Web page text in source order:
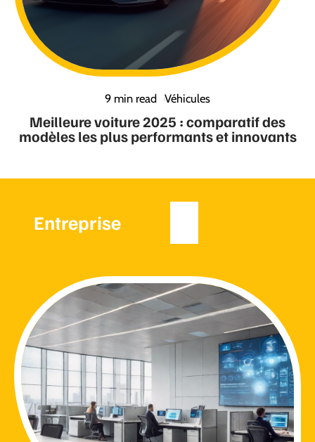
9 min read Véhicules
Meilleure voiture 2025 : comparatif des
modèles les plus performants et innovants
Entreprise